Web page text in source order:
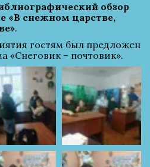
обзор
«В снежном царстве,
.
гостям был предложен
«Снеговик – почтовик».